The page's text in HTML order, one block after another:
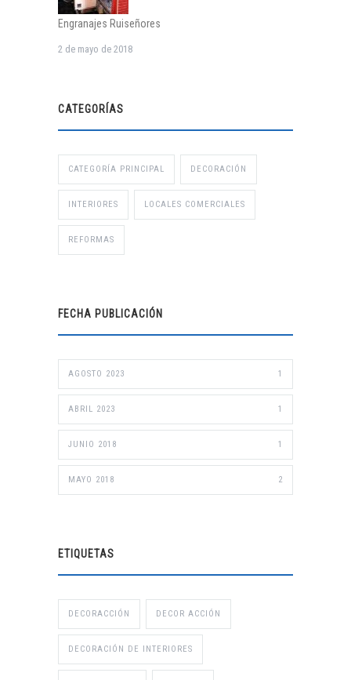
Engranajes Ruiseñores
2 de mayo de 2018
CATEGORÍAS
CATEGORÍA PRINCIPAL DECORACIÓN
INTERIORES LOCALES COMERCIALES
REFORMAS
FECHA PUBLICACIÓN
AGOSTO 2023 1
ABRIL 2023 1
JUNIO 2018 1
MAYO 2018 2
ETIQUETAS
DECORACCIÓN DECOR ACCIÓN
DECORACIÓN DE INTERIORES